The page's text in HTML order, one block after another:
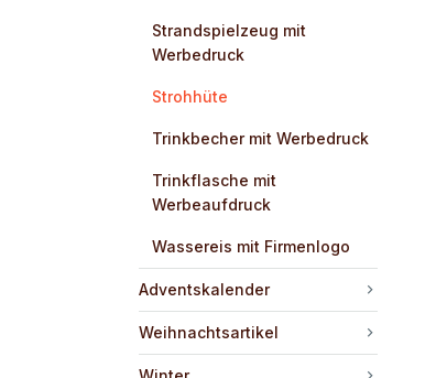
Strandspielzeug mit
Werbedruck
Strohhüte
Trinkbecher mit Werbedruck
Trinkflasche mit
Werbeaufdruck
Wassereis mit Firmenlogo
Adventskalender
Weihnachtsartikel